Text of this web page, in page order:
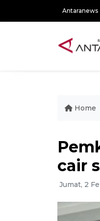
Antaranews
Home
cair
Jumat, 2